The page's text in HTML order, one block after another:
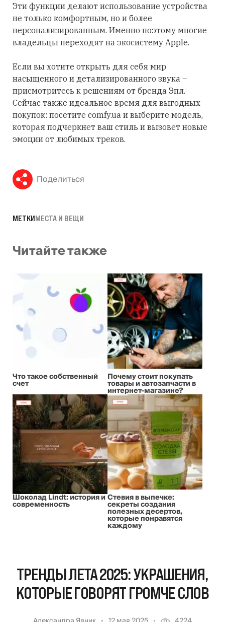
Эти функции делают использование устройства
не только комфортным, но и более
персонализированным. Именно поэтому многие
владельцы переходят на экосистему Apple.
Если вы хотите открыть для себя мир
насыщенного и детализированного звука –
присмотритесь к решениям от бренда Эпл.
Сейчас также идеальное время для выгодных
покупок: посетите comfy.ua и выберите модель,
которая подчеркнет ваш стиль и вызовет новые
эмоции от любимых треков.
Поделиться
МЕТКИМЕСТА И ВЕЩИ
Читайте также
Что такое собственный
счет
Почему стоит покупать
товары и автозапчасти в
интернет-магазине?
Шоколад Lindt: история и
современность
Стевия в выпечке:
секреты создания
полезных десертов,
которые понравятся
каждому
ТРЕНДЫ ЛЕТА 2025: УКРАШЕНИЯ,
КОТОРЫЕ ГОВОРЯТ ГРОМЧЕ СЛОВ